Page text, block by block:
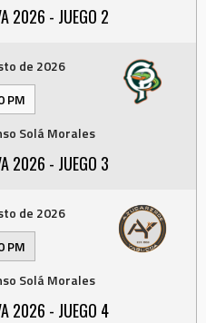
2026 - JUEGO 2
de 2026
PM
Solá Morales
2026 - JUEGO 3
de 2026
PM
Solá Morales
2026 - JUEGO 4